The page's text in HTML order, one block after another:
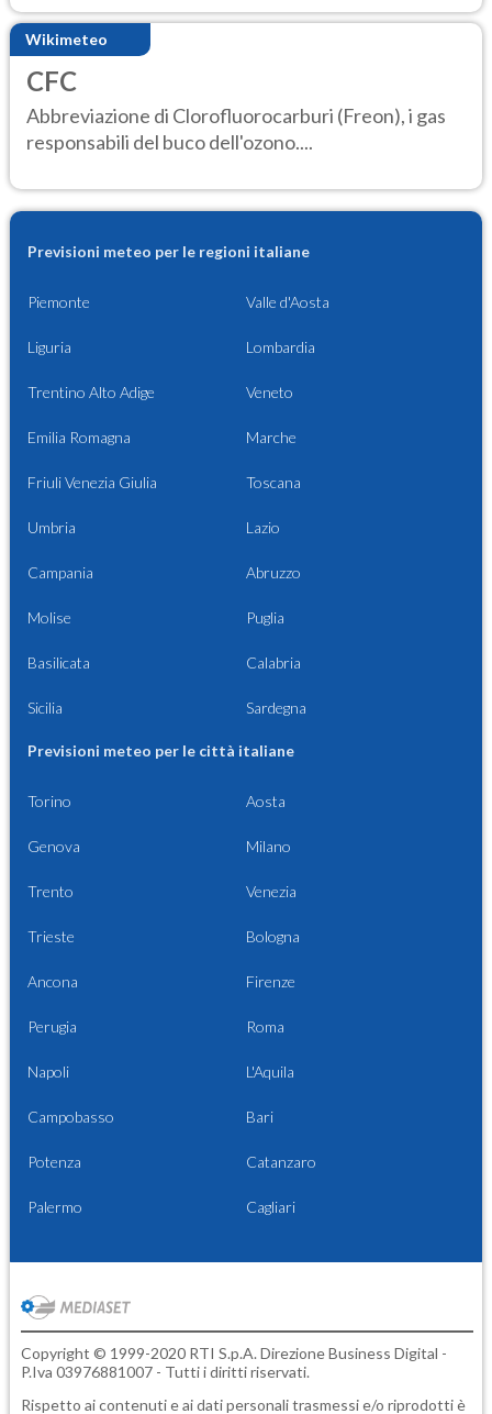
Wikimeteo
CFC
Abbreviazione di Clorofluorocarburi (Freon), i gas
responsabili del buco dell'ozono....
Previsioni meteo per le regioni italiane
Piemonte Valle d'Aosta
Liguria Lombardia
Trentino Alto Adige Veneto
Emilia Romagna Marche
Friuli Venezia Giulia Toscana
Umbria Lazio
Campania Abruzzo
Molise Puglia
Basilicata Calabria
Sicilia Sardegna
Previsioni meteo per le città italiane
Torino Aosta
Genova Milano
Trento Venezia
Trieste Bologna
Ancona Firenze
Perugia Roma
Napoli L'Aquila
Campobasso Bari
Potenza Catanzaro
Palermo Cagliari
Copyright © 1999-2020 RTI S.p.A. Direzione Business Digital -
P.Iva 03976881007 - Tutti i diritti riservati.
Rispetto ai contenuti e ai dati personali trasmessi e/o riprodotti è